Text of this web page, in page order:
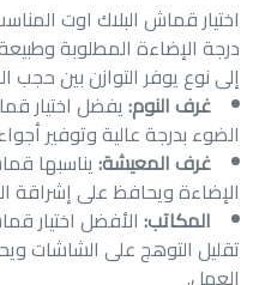
اختيار قماش البلاك اوت
درجة الإضاءة المطلوبة
إلى نوع يوفر التوازن بين حجب
غرف النوم:يفضل اختيار
الضوء بدرجة عالية وتوفير
غرف المعيشة:يناسبها
الإضاءة ويحافظ على إشراقة
المكاتب: الأفضل اختيار
تقليل التوهج على الشاشات
العمل.